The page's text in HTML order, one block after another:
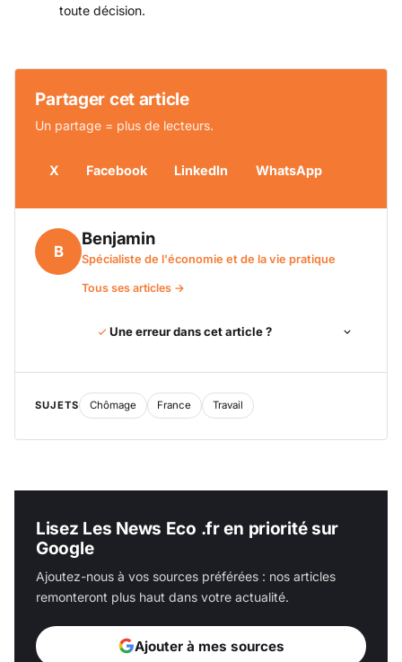
toute décision.
Partager cet article
Un partage = plus de lecteurs.
X Facebook LinkedIn WhatsApp
B
Benjamin
Spécialiste de l'économie et de la vie pratique
Tous ses articles →
Une erreur dans cet article ?
SUJETS Chômage France Travail
Lisez Les News Eco .fr en priorité sur
Google
Ajoutez-nous à vos sources préférées : nos articles
remonteront plus haut dans votre actualité.
Ajouter à mes sources